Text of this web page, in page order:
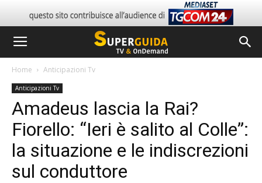
Home Anticipazioni Tv
Anticipazioni Tv
Amadeus lascia la Rai?
Fiorello: “Ieri è salito al Colle”:
la situazione e le indiscrezioni
sul conduttore